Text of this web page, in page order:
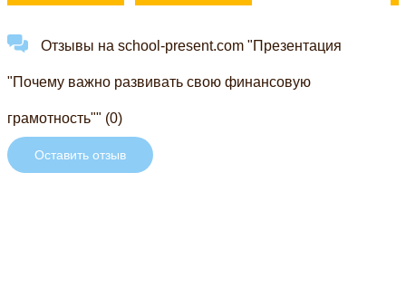
Отзывы на school-present.com "Презентация
"Почему важно развивать свою финансовую
грамотность"" (0)
Оставить отзыв